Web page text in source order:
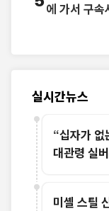
에 가서 구속
실시간뉴스
“십자가
대관령 실
미셸 스틸